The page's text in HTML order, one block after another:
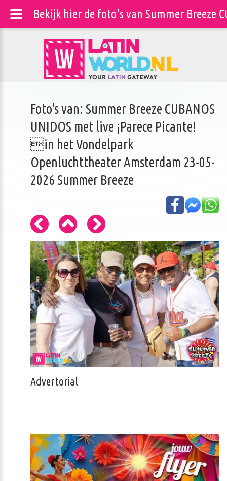
Foto's van: Summer Breeze CUBANOS
UNIDOS met live ¡Parece Picante!
in het Vondelpark
Openluchttheater Amsterdam 23-05-
2026 Summer Breeze
Advertorial
Bekijk hier de foto's van Summer Breeze